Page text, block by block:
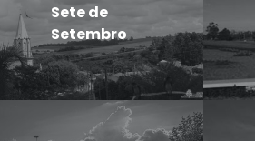
Sete de
Setembro